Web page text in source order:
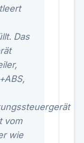
Das
vom
wie